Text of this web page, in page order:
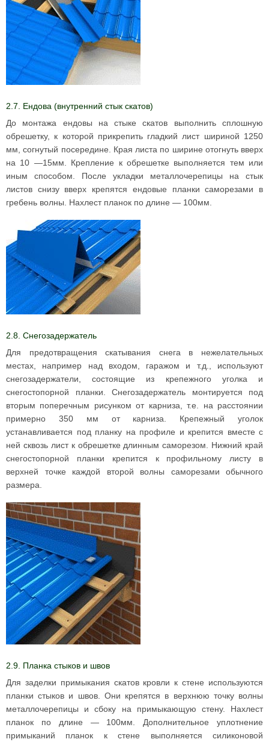
2.7. Ендова (внутренний стык скатов)
До монтажа ендовы на стыке скатов выполнить сплошную
обрешетку, к которой прикрепить гладкий лист шириной 1250
мм, согнутый посередине. Края листа по ширине отогнуть вверх
на 10 —15мм. Крепление к обрешетке выполняется тем или
иным способом. После укладки металлочерепицы на стык
листов снизу вверх крепятся ендовые планки саморезами в
гребень волны. Нахлест планок по длине — 100мм.
2.8. Снегозадержатель
Для предотвращения скатывания снега в нежелательных
местах, например над входом, гаражом и т.д., используют
снегозадержатели, состоящие из крепежного уголка и
снегостопорной планки. Снегозадержатель монтируется под
вторым поперечным рисунком от карниза, т.е. на расстоянии
примерно 350 мм от карниза. Крепежный уголок
устанавливается под планку на профиле и крепится вместе с
ней сквозь лист к обрешетке длинным саморезом. Нижний край
снегостопорной планки крепится к профильному листу в
верхней точке каждой второй волны саморезами обычного
размера.
2.9. Планка стыков и швов
Для заделки примыкания скатов кровли к стене используются
планки стыков и швов. Они крепятся в верхнюю точку волны
металлочерепицы и сбоку на примыкающую стену. Нахлест
планок по длине — 100мм. Дополнительное уплотнение
примыканий планок к стене выполняется силиконовой